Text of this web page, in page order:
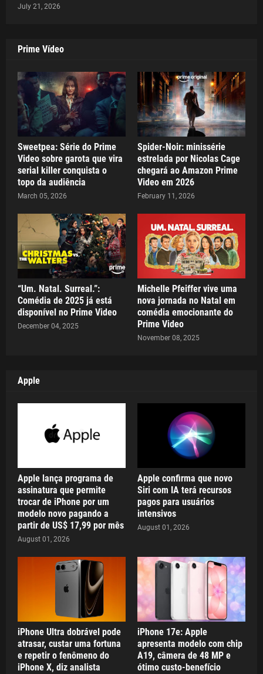
July 21, 2026
Prime Vídeo
Sweetpea: Série do Prime
Video sobre garota que vira
serial killer conquista o
topo da audiência
March 05, 2026
Spider-Noir: minissérie
estrelada por Nicolas Cage
chegará ao Amazon Prime
Video em 2026
February 11, 2026
“Um. Natal. Surreal.”:
Comédia de 2025 já está
disponível no Prime Video
December 04, 2025
Michelle Pfeiffer vive uma
nova jornada no Natal em
comédia emocionante do
Prime Video
November 08, 2025
Apple
Apple lança programa de
assinatura que permite
trocar de iPhone por um
modelo novo pagando a
partir de US$ 17,99 por mês
August 01, 2026
Apple confirma que novo
Siri com IA terá recursos
pagos para usuários
intensivos
August 01, 2026
iPhone Ultra dobrável pode
atrasar, custar uma fortuna
e repetir o fenômeno do
iPhone X, diz analista
iPhone 17e: Apple
apresenta modelo com chip
A19, câmera de 48 MP e
ótimo custo-benefício